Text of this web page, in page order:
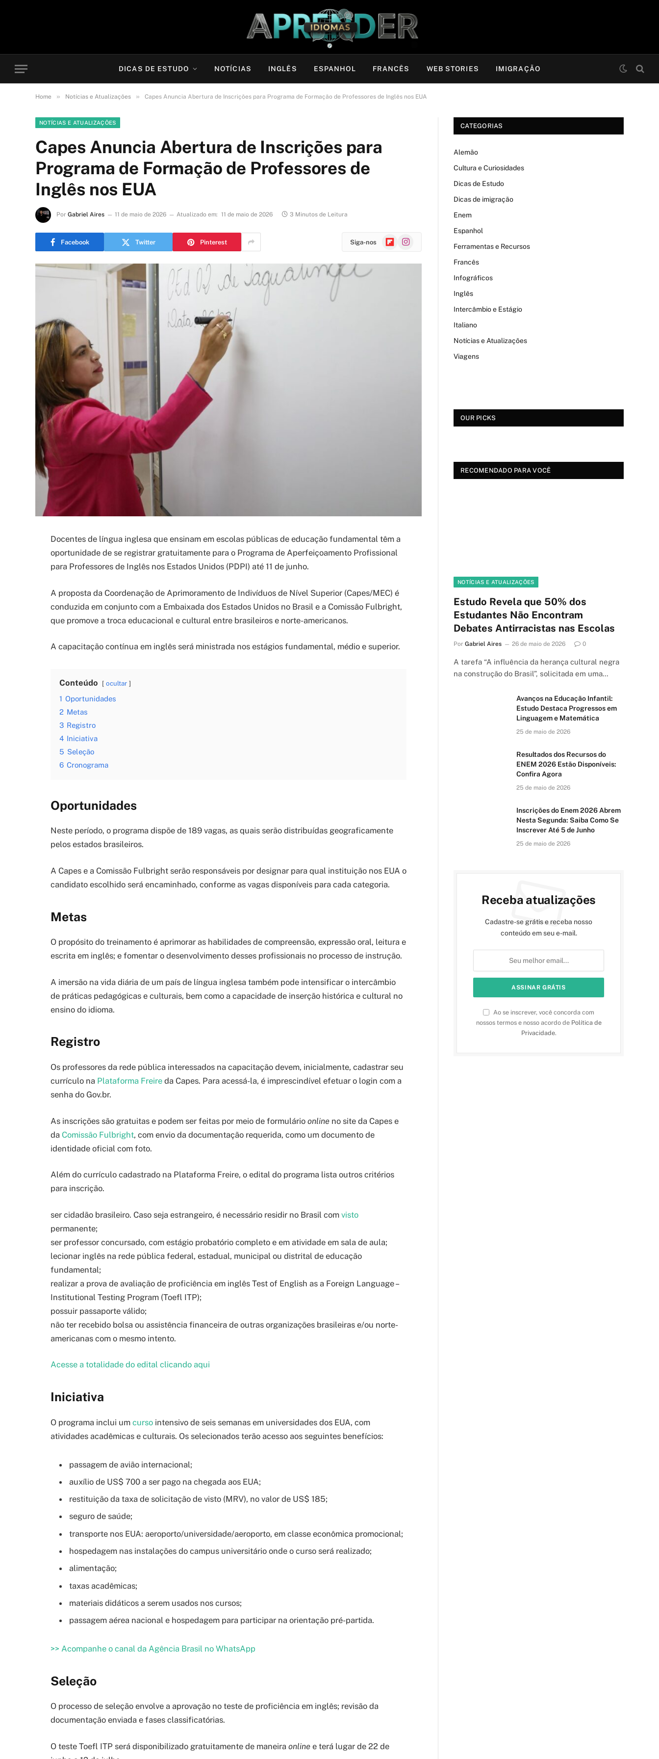
DICAS DE ESTUDO NOTÍCIAS INGLÊS ESPANHOL FRANCÊS WEB STORIES IMIGRAÇÃO
Home » Notícias e Atualizações » Capes Anuncia Abertura de Inscrições para Programa de Formação de Professores de Inglês nos EUA
NOTÍCIAS E ATUALIZAÇÕES
Capes Anuncia Abertura de Inscrições para
Programa de Formação de Professores de
Inglês nos EUA
Por Gabriel Aires 11 de maio de 2026 Atualizado em: 11 de maio de 2026 3 Minutos de Leitura
Facebook Twitter Pinterest Siga-nos FlipboardInstagram
Docentes de língua inglesa que ensinam em escolas públicas de educação fundamental têm a
oportunidade de se registrar gratuitamente para o Programa de Aperfeiçoamento Profissional
para Professores de Inglês nos Estados Unidos (PDPI) até 11 de junho.
A proposta da Coordenação de Aprimoramento de Indivíduos de Nível Superior (Capes/MEC) é
conduzida em conjunto com a Embaixada dos Estados Unidos no Brasil e a Comissão Fulbright,
que promove a troca educacional e cultural entre brasileiros e norte-americanos.
A capacitação contínua em inglês será ministrada nos estágios fundamental, médio e superior.
Conteúdo ocultar
1 Oportunidades
2 Metas
3 Registro
4 Iniciativa
5 Seleção
6 Cronograma
Oportunidades
Neste período, o programa dispõe de 189 vagas, as quais serão distribuídas geograficamente
pelos estados brasileiros.
A Capes e a Comissão Fulbright serão responsáveis por designar para qual instituição nos EUA o
candidato escolhido será encaminhado, conforme as vagas disponíveis para cada categoria.
Metas
O propósito do treinamento é aprimorar as habilidades de compreensão, expressão oral, leitura e
escrita em inglês; e fomentar o desenvolvimento desses profissionais no processo de instrução.
A imersão na vida diária de um país de língua inglesa também pode intensificar o intercâmbio
de práticas pedagógicas e culturais, bem como a capacidade de inserção histórica e cultural no
ensino do idioma.
Registro
Os professores da rede pública interessados na capacitação devem, inicialmente, cadastrar seu
currículo na Plataforma Freire da Capes. Para acessá-la, é imprescindível efetuar o login com a
senha do Gov.br.
As inscrições são gratuitas e podem ser feitas por meio de formulário online no site da Capes e
da Comissão Fulbright, com envio da documentação requerida, como um documento de
identidade oficial com foto.
Além do currículo cadastrado na Plataforma Freire, o edital do programa lista outros critérios
para inscrição.
ser cidadão brasileiro. Caso seja estrangeiro, é necessário residir no Brasil com visto
permanente;
ser professor concursado, com estágio probatório completo e em atividade em sala de aula;
lecionar inglês na rede pública federal, estadual, municipal ou distrital de educação
fundamental;
realizar a prova de avaliação de proficiência em inglês Test of English as a Foreign Language –
Institutional Testing Program (Toefl ITP);
possuir passaporte válido;
não ter recebido bolsa ou assistência financeira de outras organizações brasileiras e/ou norte-
americanas com o mesmo intento.
Acesse a totalidade do edital clicando aqui
Iniciativa
O programa inclui um curso intensivo de seis semanas em universidades dos EUA, com
atividades acadêmicas e culturais. Os selecionados terão acesso aos seguintes benefícios:
passagem de avião internacional;
auxílio de US$ 700 a ser pago na chegada aos EUA;
restituição da taxa de solicitação de visto (MRV), no valor de US$ 185;
seguro de saúde;
transporte nos EUA: aeroporto/universidade/aeroporto, em classe econômica promocional;
hospedagem nas instalações do campus universitário onde o curso será realizado;
alimentação;
taxas acadêmicas;
materiais didáticos a serem usados nos cursos;
passagem aérea nacional e hospedagem para participar na orientação pré-partida.
>> Acompanhe o canal da Agência Brasil no WhatsApp
Seleção
O processo de seleção envolve a aprovação no teste de proficiência em inglês; revisão da
documentação enviada e fases classificatórias.
O teste Toefl ITP será disponibilizado gratuitamente de maneira online e terá lugar de 22 de
CATEGORIAS
Alemão
Cultura e Curiosidades
Dicas de Estudo
Dicas de imigração
Enem
Espanhol
Ferramentas e Recursos
Francês
Infográficos
Inglês
Intercâmbio e Estágio
Italiano
Notícias e Atualizações
Viagens
OUR PICKS
RECOMENDADO PARA VOCÊ
NOTÍCIAS E ATUALIZAÇÕES
Estudo Revela que 50% dos
Estudantes Não Encontram
Debates Antirracistas nas Escolas
Por Gabriel Aires 26 de maio de 2026 0
A tarefa “A influência da herança cultural negra
na construção do Brasil”, solicitada em uma…
Avanços na Educação Infantil:
Estudo Destaca Progressos em
Linguagem e Matemática
25 de maio de 2026
Resultados dos Recursos do
ENEM 2026 Estão Disponíveis:
Confira Agora
25 de maio de 2026
Inscrições do Enem 2026 Abrem
Nesta Segunda: Saiba Como Se
Inscrever Até 5 de Junho
25 de maio de 2026
Receba atualizações
Cadastre-se grátis e receba nosso
conteúdo em seu e-mail.
Ao se inscrever, você concorda com
nossos termos e nosso acordo de Política de
Privacidade.